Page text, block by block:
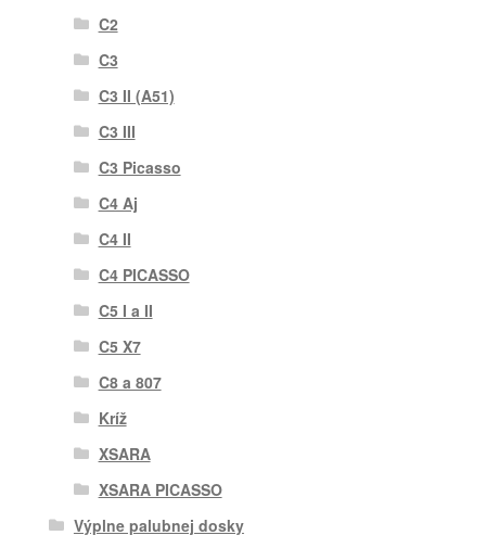
C2
C3
C3 II (A51)
C3 III
C3 Picasso
C4 Aj
C4 II
C4 PICASSO
C5 I a II
C5 X7
C8 a 807
Kríž
XSARA
XSARA PICASSO
Výplne palubnej dosky